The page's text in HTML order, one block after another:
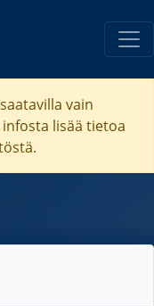
vain
infosta lisää tietoa